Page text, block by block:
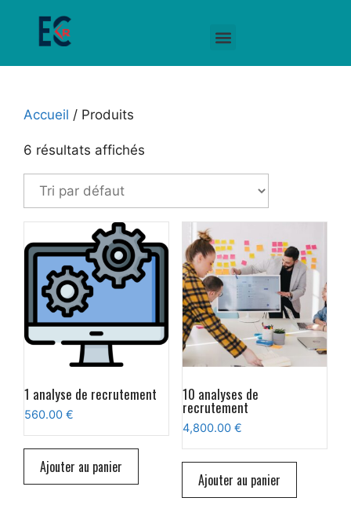
Accueil / Produits
6 résultats affichés
1 analyse de recrutement
560.00 €
Ajouter au panier
10 analyses de
recrutement
4,800.00 €
Ajouter au panier